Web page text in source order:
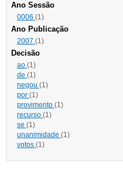
Ano Sessão
0006 (1)
Ano Publicação
2007 (1)
Decisão
ao (1)
de (1)
negou (1)
por (1)
provimento (1)
recurso (1)
se (1)
unanimidade (1)
votos (1)